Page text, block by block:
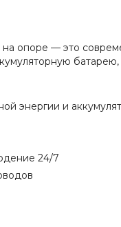
опоре — это
энергии и
24/7